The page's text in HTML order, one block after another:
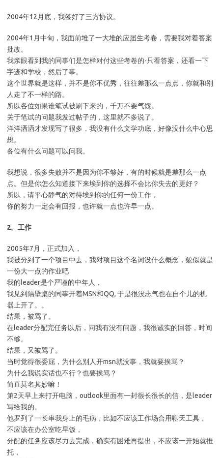
2004年12月底，我签好了三方协议。
2004年1月中旬，我面前堆了一大堆的应届生考卷，需要我对着答案
批改。
我亲眼看到我的同事们是怎样对付这些考卷的-只看答案，还看一下
字迹和学校，然后了事。
这个世界就是这样，并不是你不优秀，往往差那么一点点，你就和别
人走了不一样的路。
所以各位如果谁笔试被刷下来的，千万不要气馁。
关于笔试的问题我发过帖子的，这里就不多说了。
洋洋洒洒才发现写了很多，我没有什么文学功底，好像没什么中心思
想。
各位有什么问题可以问我。
我想说，很多失败并不是因为你不够好，有的时候就是差那么一点
点。但是你怎么知道接下来埃到你的选择不会比你失去的更好？
所以，请平心静气的对待埃到你的任何一份工作，
你的努力一定会有回报，也许就一点也许早一点。
2。工作
2005年7月，正式加入，
我被分到了一个项目中去，我对项目这个名词没什么概念，貌似就是
一份大一点的作业吧
我的leader是个严谨的中年人，
我见到隔壁桌的同事开着MSN和QQ, 于是很没志气也在自个儿的机
器上开了。。
结果，被骂了。
在leader分配完任务以后，问我有没有问题，我很诚实的回答，时间
不够。
结果，又被骂了。
当时觉得很委屈，为什么别人开msn就没事，我就要挨骂？
为什么我说实话也不行？也要挨骂？
简直莫名其妙嘛！
第2天早上来打开电脑，outlook里面有一封很长很长的信，是leader
写给我的。
他罗列了一长串我身上的毛病，比如不应该工作场合用聊天工具，
不应该在办公室吃早饭，
分配的任务应该尽力去完成，确实有困难再提出，不应该一开始就推
托，